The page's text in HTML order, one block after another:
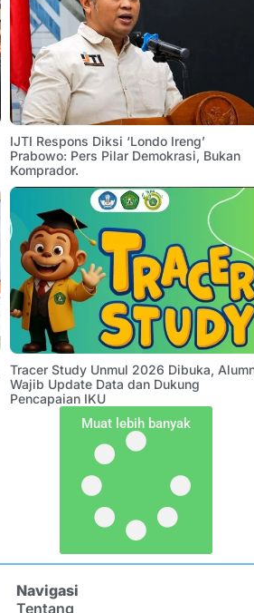
IJTI Respons Diksi ‘Londo Ireng’
Prabowo: Pers Pilar Demokrasi, Bukan
Komprador.
Tracer Study Unmul 2026 Dibuka,
Wajib Update Data dan Dukung
Pencapaian IKU
Muat lebih banyak
Navigasi
Tentang